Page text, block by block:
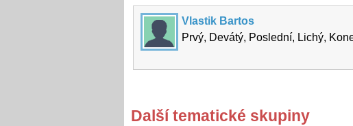
Vlastik Bartos
Prvý, Devátý, Poslední, Lichý,
Další tematické skupiny